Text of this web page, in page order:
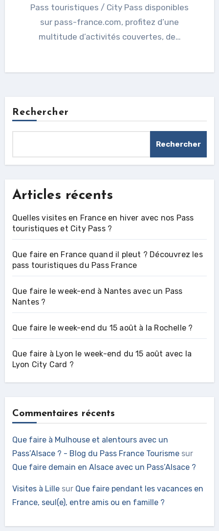
Pass touristiques / City Pass disponibles
sur pass-france.com, profitez d’une
multitude d’activités couvertes, de…
Rechercher
Rechercher
Articles récents
Quelles visites en France en hiver avec nos Pass
touristiques et City Pass ?
Que faire en France quand il pleut ? Découvrez les
pass touristiques du Pass France
Que faire le week-end à Nantes avec un Pass
Nantes ?
Que faire le week-end du 15 août à la Rochelle ?
Que faire à Lyon le week-end du 15 août avec la
Lyon City Card ?
Commentaires récents
Que faire à Mulhouse et alentours avec un
Pass’Alsace ? - Blog du Pass France Tourismesur
Que faire demain en Alsace avec un Pass’Alsace ?
Visites à Lillesur Que faire pendant les vacances en
France, seul(e), entre amis ou en famille ?